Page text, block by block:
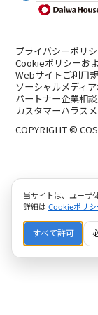
プライバシーポリ
Cookieポリシーお
Webサイトご利用
ソーシャルメディ
パートナー企業相
カスタマーハラス
COPYRIGHT ©
当サイトは、ユーザ
詳細は Cookieポリシ
すべて許可